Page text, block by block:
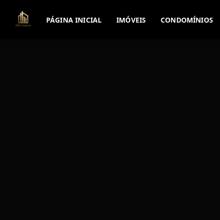
PÁGINA INICIAL IMÓVEIS CONDOMÍNIOS